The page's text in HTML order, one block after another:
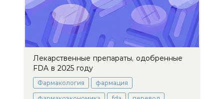
Лекарственные препараты, одобренные
FDA в 2025 году
Фармакология фармация